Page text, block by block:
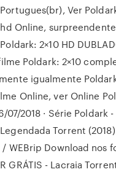
Ver
Online,
2×10 HD
Poldark: 2×10
igualmente
Online, ver Online
07/2018 · Série Poldark -
Torrent
/ WEBrip Download nos
GRÁTIS - Lacraia